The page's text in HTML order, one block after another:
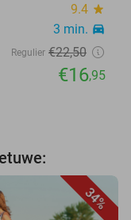
9.4 star
3 min. directions_car
Regulier €22,50
€16,95
34%